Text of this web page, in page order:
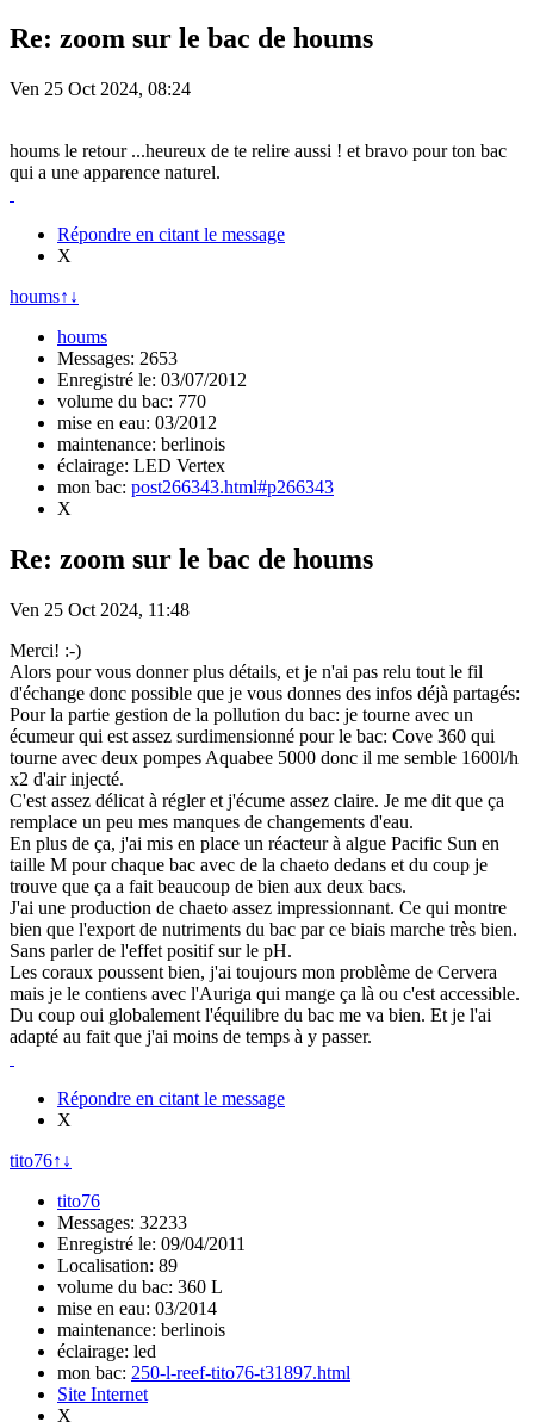
Re: zoom sur le bac de houms
Ven 25 Oct 2024, 08:24
houms le retour ...heureux de te relire aussi ! et bravo pour ton bac
qui a une apparence naturel.
Répondre en citant le message
X
houms↑ ↓
houms
Messages: 2653
Enregistré le: 03/07/2012
volume du bac: 770
mise en eau: 03/2012
maintenance: berlinois
éclairage: LED Vertex
mon bac: post266343.html#p266343
X
Re: zoom sur le bac de houms
Ven 25 Oct 2024, 11:48
Merci! :-)
Alors pour vous donner plus détails, et je n'ai pas relu tout le fil
d'échange donc possible que je vous donnes des infos déjà partagés:
Pour la partie gestion de la pollution du bac: je tourne avec un
écumeur qui est assez surdimensionné pour le bac: Cove 360 qui
tourne avec deux pompes Aquabee 5000 donc il me semble 1600l/h
x2 d'air injecté.
C'est assez délicat à régler et j'écume assez claire. Je me dit que ça
remplace un peu mes manques de changements d'eau.
En plus de ça, j'ai mis en place un réacteur à algue Pacific Sun en
taille M pour chaque bac avec de la chaeto dedans et du coup je
trouve que ça a fait beaucoup de bien aux deux bacs.
J'ai une production de chaeto assez impressionnant. Ce qui montre
bien que l'export de nutriments du bac par ce biais marche très bien.
Sans parler de l'effet positif sur le pH.
Les coraux poussent bien, j'ai toujours mon problème de Cervera
mais je le contiens avec l'Auriga qui mange ça là ou c'est accessible.
Du coup oui globalement l'équilibre du bac me va bien. Et je l'ai
adapté au fait que j'ai moins de temps à y passer.
Répondre en citant le message
X
tito76↑ ↓
tito76
Messages: 32233
Enregistré le: 09/04/2011
Localisation: 89
volume du bac: 360 L
mise en eau: 03/2014
maintenance: berlinois
éclairage: led
mon bac: 250-l-reef-tito76-t31897.html
Site Internet
X